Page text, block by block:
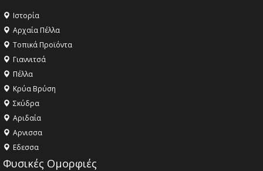
Ιστορία
Αρχαία Πέλλα
Τοπικά Προϊόντα
Γιαννιτσά
Πέλλα
Κρύα Βρύση
Σκύδρα
Αριδαία
Aρνισσα
Eδεσσα
Φυσικές Ομορφιές